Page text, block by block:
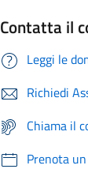
Contatta il
Leggi le
Richiedi
Chiama il
Prenota